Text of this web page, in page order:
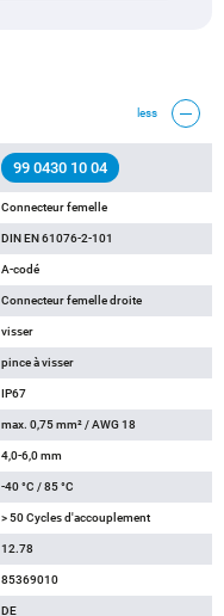
less
99 0430 10 04
Connecteur femelle
DIN EN 61076-2-101
A-codé
Connecteur femelle droite
visser
pince à visser
IP67
max. 0,75 mm² / AWG 18
4,0-6,0 mm
-40 °C / 85 °C
> 50 Cycles d'accouplement
12.78
85369010
DE